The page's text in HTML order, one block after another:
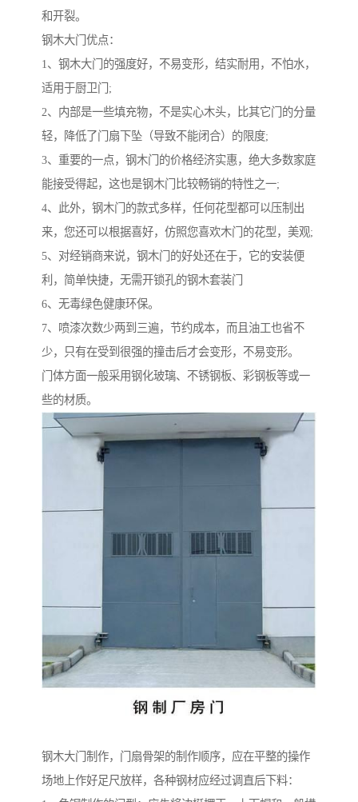
和开裂。
钢木大门优点：
1、钢木大门的强度好，不易变形，结实耐用，不怕水，
适用于厨卫门;
2、内部是一些填充物，不是实心木头，比其它门的分量
轻，降低了门扇下坠（导致不能闭合）的限度;
3、重要的一点，钢木门的价格经济实惠，绝大多数家庭
能接受得起，这也是钢木门比较畅销的特性之一;
4、此外，钢木门的款式多样，任何花型都可以压制出
来，您还可以根据喜好，仿照您喜欢木门的花型，美观;
5、对经销商来说，钢木门的好处还在于，它的安装便
利，简单快捷，无需开锁孔的钢木套装门
6、无毒绿色健康环保。
7、喷漆次数少两到三遍，节约成本，而且油工也省不
少，只有在受到很强的撞击后才会变形，不易变形。
门体方面一般采用钢化玻璃、不锈钢板、彩钢板等或一
些的材质。
钢木大门制作，门扇骨架的制作顺序，应在平整的操作
场地上作好足尺放样，各种钢材应经过调直后下料：